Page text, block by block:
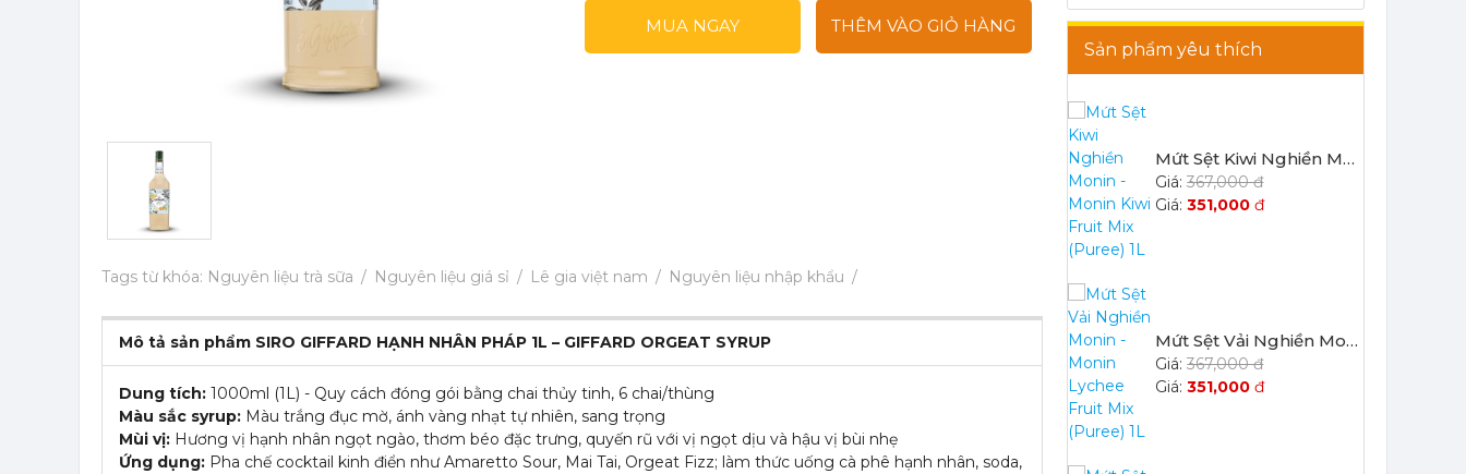
Sản phẩm yêu thích
Mứt Sệt Kiwi Nghiền Monin - Monin Kiwi Fruit Mix (Puree) 1L
367,000 đ
351,000 đ
Mứt Sệt Vải Nghiền Monin - Monin Lychee Fruit Mix (Puree) 1L
367,000 đ
351,000 đ
MUA NGAY THÊM VÀO GIỎ HÀNG
Tags từ khóa: Nguyên liệu trà sữa Nguyên liệu giá sỉ Lê gia việt nam Nguyên liệu nhập khẩu
Mô tả sản phẩm SIRO GIFFARD HẠNH NHÂN PHÁP 1L – GIFFARD ORGEAT SYRUP
Dung tích: 1000ml (1L) - Quy cách đóng gói bằng chai thủy tinh, 6 chai/thùng
Màu sắc syrup: Màu trắng đục mờ, ánh vàng nhạt tự nhiên, sang trọng
Mùi vị: Hương vị hạnh nhân ngọt ngào, thơm béo đặc trưng, quyến rũ với vị ngọt dịu và hậu vị bùi nhẹ
Ứng dụng: Pha chế cocktail kinh điển như Amaretto Sour, Mai Tai, Orgeat Fizz; làm thức uống cà phê hạnh nhân, soda,